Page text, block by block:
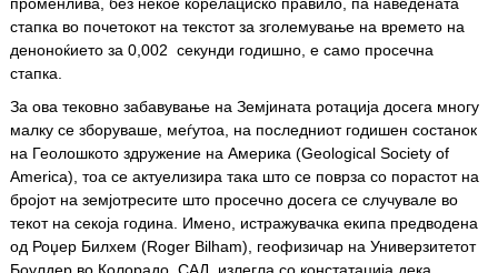
стапка во почетокот на текстот за зголемување на времето на
деноноќието за 0,002 секунди годишно, е само просечна
стапка.
За ова тековно забавување на Земјината ротација досега многу
малку се зборуваше, меѓутоа, на последниот годишен состанок
на Геолошкото здружение на Америка (Geological Society of
America), тоа се актуелизира така што се поврза со порастот на
бројот на земјотресите што просечно досега се случувале во
текот на секоја година. Имено, истражувачка екипа предводена
од Роџер Билхем (Roger Bilham), геофизичар на Универзитетот